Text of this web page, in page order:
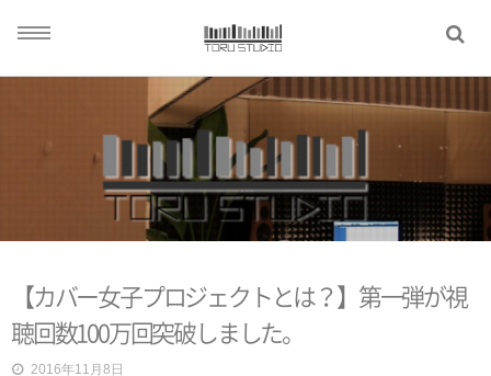
SYSTEM
WORKS
BLOG
【カバー女子プロジェクトとは？】第一弾が視
聴回数100万回突破しました。
2016年11月8日